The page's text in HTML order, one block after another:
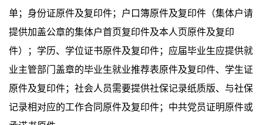
单；身份证原件及复印件；户口簿原件及复印件（集体户请
提供加盖公章的集体户首页复印件及本人页原件及复印
件）；学历、学位证书原件及复印件；应届毕业生应提供就
业主管部门盖章的毕业生就业推荐表原件及复印件、学生证
原件及复印件；社会人员需要提供社保记录纸质版、与社保
记录相对应的工作合同原件及复印件；中共党员证明原件或